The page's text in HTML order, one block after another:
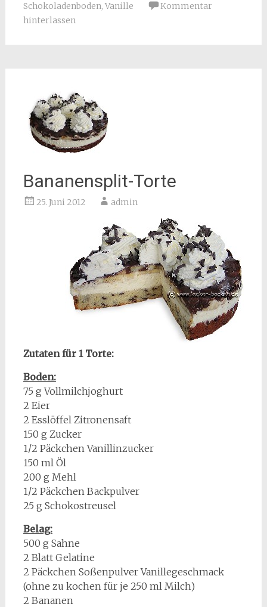
Schokoladenboden, Vanille
Kommentar
hinterlassen
Bananensplit-Torte
25. Juni 2012 admin
Zutaten für 1 Torte:
Boden:
75 g Vollmilchjoghurt
2 Eier
2 Esslöffel Zitronensaft
150 g Zucker
1/2 Päckchen Vanillinzucker
150 ml Öl
200 g Mehl
1/2 Päckchen Backpulver
25 g Schokostreusel
Belag:
500 g Sahne
2 Blatt Gelatine
2 Päckchen Soßenpulver Vanillegeschmack
(ohne zu kochen für je 250 ml Milch)
2 Bananen